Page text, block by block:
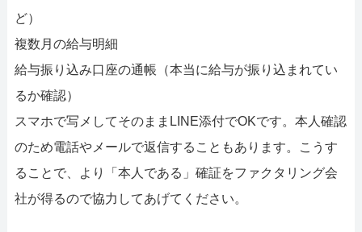
ど）
複数月の給与明細
給与振り込み口座の通帳（本当に給与が振り込まれてい
るか確認）
スマホで写メしてそのままLINE添付でOKです。本人確認
のため電話やメールで返信することもあります。こうす
ることで、より「本人である」確証をファクタリング会
社が得るので協力してあげてください。